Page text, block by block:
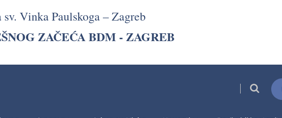
Vinka Paulskoga – Zagreb
ZAČEĆA BDM - ZAGREB